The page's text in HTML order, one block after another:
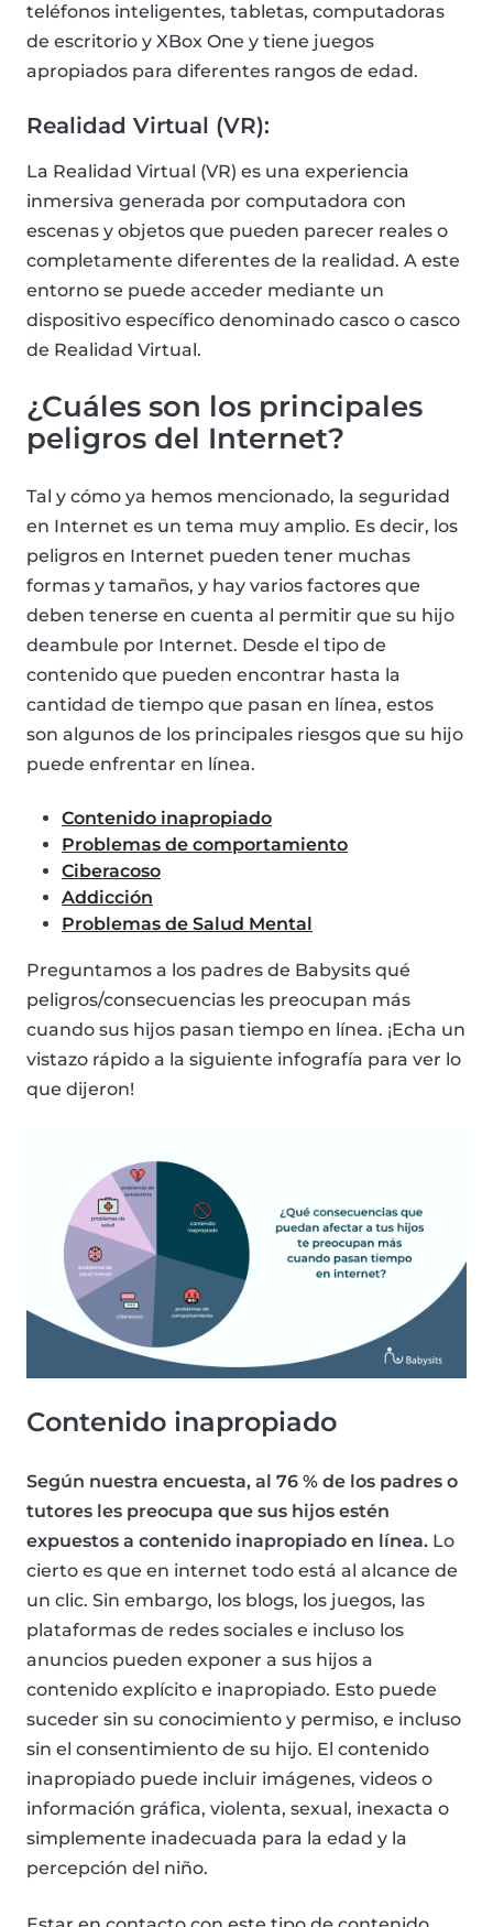
teléfonos inteligentes, tabletas, computadoras
de escritorio y XBox One y tiene juegos
apropiados para diferentes rangos de edad.
Realidad Virtual (VR):
La Realidad Virtual (VR) es una experiencia
inmersiva generada por computadora con
escenas y objetos que pueden parecer reales o
completamente diferentes de la realidad. A este
entorno se puede acceder mediante un
dispositivo específico denominado casco o casco
de Realidad Virtual.
¿Cuáles son los principales
peligros del Internet?
Tal y cómo ya hemos mencionado, la seguridad
en Internet es un tema muy amplio. Es decir, los
peligros en Internet pueden tener muchas
formas y tamaños, y hay varios factores que
deben tenerse en cuenta al permitir que su hijo
deambule por Internet. Desde el tipo de
contenido que pueden encontrar hasta la
cantidad de tiempo que pasan en línea, estos
son algunos de los principales riesgos que su hijo
puede enfrentar en línea.
Contenido inapropiado
Problemas de comportamiento
Ciberacoso
Addicción
Problemas de Salud Mental
Preguntamos a los padres de Babysits qué
peligros/consecuencias les preocupan más
cuando sus hijos pasan tiempo en línea. ¡Echa un
vistazo rápido a la siguiente infografía para ver lo
que dijeron!
Contenido inapropiado
Según nuestra encuesta, al 76 % de los padres o
tutores les preocupa que sus hijos estén
expuestos a contenido inapropiado en línea. Lo
cierto es que en internet todo está al alcance de
un clic. Sin embargo, los blogs, los juegos, las
plataformas de redes sociales e incluso los
anuncios pueden exponer a sus hijos a
contenido explícito e inapropiado. Esto puede
suceder sin su conocimiento y permiso, e incluso
sin el consentimiento de su hijo. El contenido
inapropiado puede incluir imágenes, videos o
información gráfica, violenta, sexual, inexacta o
simplemente inadecuada para la edad y la
percepción del niño.